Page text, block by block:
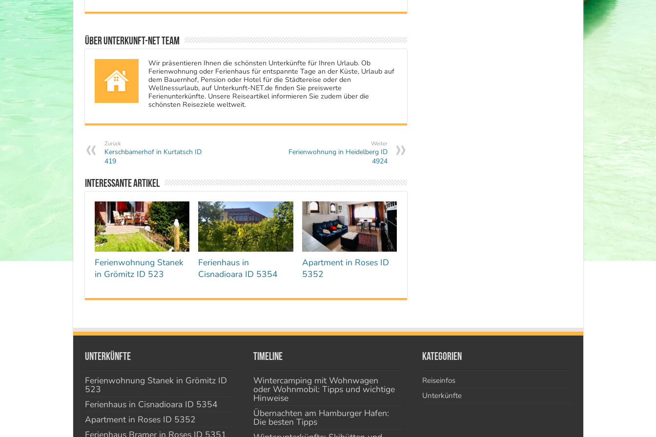
Über Unterkunft-NET Team
Wir präsentieren Ihnen die schönsten Unterkünfte für Ihren Urlaub. Ob
Ferienwohnung oder Ferienhaus für entspannte Tage an der Küste, Urlaub auf
dem Bauernhof, Pension oder Hotel für die Städtereise oder den
Wellnessurlaub, auf Unterkunft-NET.de finden Sie preiswerte
Ferienunterkünfte. Unsere Reiseartikel informieren Sie zudem über die
schönsten Reiseziele weltweit.
Zurück
Kerschbamerhof in Kurtatsch ID
419
Weiter
Ferienwohnung in Heidelberg ID
4924
Interessante Artikel
Ferienwohnung Stanek
in Grömitz ID 523
Ferienhaus in
Cisnadioara ID 5354
Apartment in Roses ID
5352
Unterkünfte
Ferienwohnung Stanek in Grömitz ID
523
Ferienhaus in Cisnadioara ID 5354
Apartment in Roses ID 5352
Timeline
Wintercamping mit Wohnwagen
oder Wohnmobil: Tipps und wichtige
Hinweise
Übernachten am Hamburger Hafen:
Die besten Tipps
Kategorien
Reiseinfos
Unterkünfte